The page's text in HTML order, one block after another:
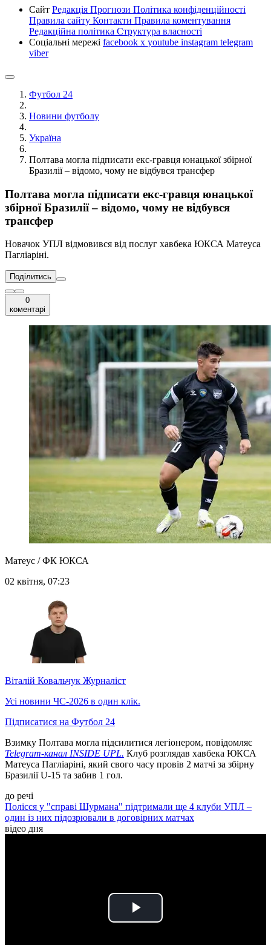
Сайт Редакція Прогнози Політика конфіденційності
Правила сайту Контакти Правила коментування
Редакційна політика Структура власності
Соціальні мережі facebook x youtube instagram telegram
viber
Футбол 24
Новини футболу
Україна
Полтава могла підписати екс-гравця юнацької збірної
Бразилії – відомо, чому не відбувся трансфер
Полтава могла підписати екс-гравця юнацької
збірної Бразилії – відомо, чому не відбувся
трансфер
Новачок УПЛ відмовився від послуг хавбека ЮКСА Матеуса
Пагліаріні.
Поділитись
0
коментарі
Матеус / ФК ЮКСА
02 квітня, 07:23
Віталій Ковальчук Журналіст
Усі новини ЧС-2026 в один клік.
Підписатися на Футбол 24
Взимку Полтава могла підсилитися легіонером, повідомляє
Telegram-канал INSIDE UPL. Клуб розглядав хавбека ЮКСА
Матеуса Пагліаріні, який свого часу провів 2 матчі за збірну
Бразилії U-15 та забив 1 гол.
до речі
Полісся у "справі Шурмана" підтримали ще 4 клуби УПЛ –
один із них підозрювали в договірних матчах
відео дня
Play